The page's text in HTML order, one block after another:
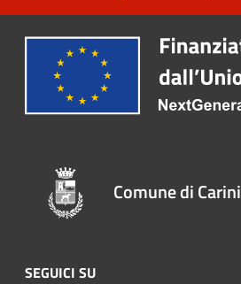
Comune di Carini
SEGUICI SU